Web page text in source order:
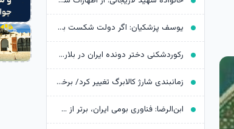
یوسف پزشکیان: اگر دولت شکست بخورد، ایران شکست می‌خورد
رکوردشکنی دختر دونده ایران در بلاروس
زمانبندی شارژ کالابرگ تغییر کرد/ برخی خانوارها اعتبار را ماه بعد دریافت می‌کنند
ابن‌الرضا: فناوری بومی ایران، برتر از هر سامانه وارداتی در منطقه است